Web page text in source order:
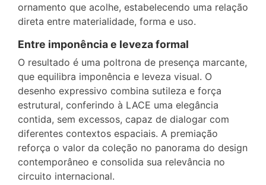
ornamento que acolhe, estabelecendo uma relação
direta entre materialidade, forma e uso.
Entre imponência e leveza formal
O resultado é uma poltrona de presença marcante,
que equilibra imponência e leveza visual. O
desenho expressivo combina sutileza e força
estrutural, conferindo à LACE uma elegância
contida, sem excessos, capaz de dialogar com
diferentes contextos espaciais. A premiação
reforça o valor da coleção no panorama do design
contemporâneo e consolida sua relevância no
circuito internacional.